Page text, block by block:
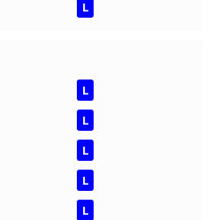
L
L
L
L
L
L